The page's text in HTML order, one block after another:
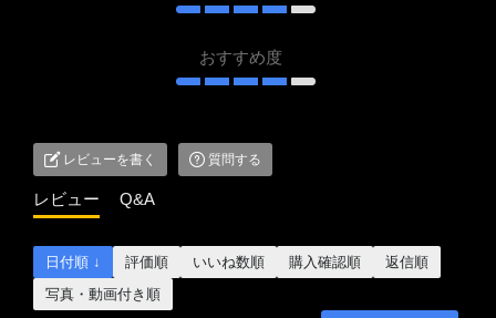
おすすめ度
レビューを書く 質問する
レビュー Q&A
日付順 ↓ 評価順 いいね数順 購入確認順
返信順
写真・動画付き順